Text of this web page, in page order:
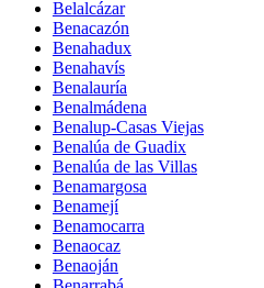
Belalcázar
Benacazón
Benahadux
Benahavís
Benalauría
Benalmádena
Benalup-Casas Viejas
Benalúa de Guadix
Benalúa de las Villas
Benamargosa
Benamejí
Benamocarra
Benaocaz
Benaoján